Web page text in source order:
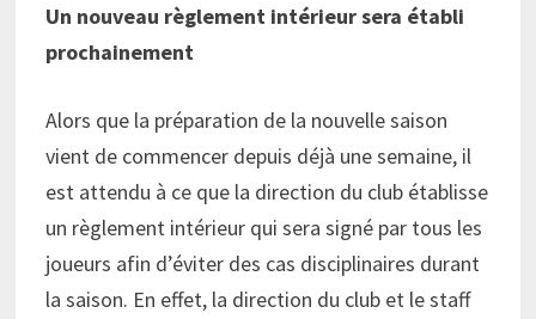
Un nouveau règlement intérieur sera établi
prochainement
Alors que la préparation de la nouvelle saison
vient de commencer depuis déjà une semaine, il
est attendu à ce que la direction du club établisse
un règlement intérieur qui sera signé par tous les
joueurs afin d’éviter des cas disciplinaires durant
la saison. En effet, la direction du club et le staff